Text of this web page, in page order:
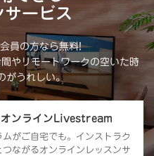
ービス
員の方なら無料!
やリモートワークの空いた時
がうれしい。
オンラインLivestream
ムがご自宅でも。インストラク
つながるオンラインレッスンサ